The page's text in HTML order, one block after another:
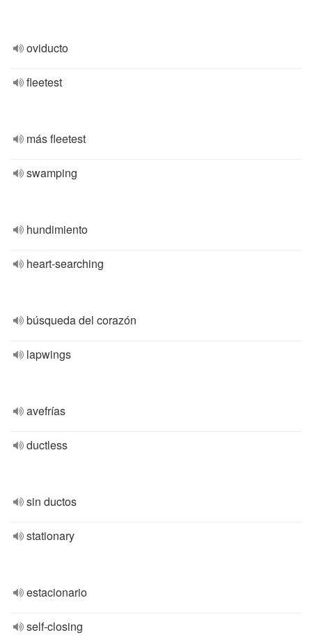
oviducto
fleetest
más fleetest
swamping
hundimiento
heart-searching
búsqueda del corazón
lapwings
avefrías
ductless
sin ductos
stationary
estacionario
self-closing